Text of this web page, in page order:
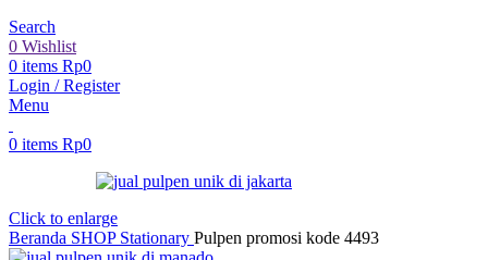
Search
0 Wishlist
0 items Rp0
Login / Register
Menu
0 items Rp0
Click to enlarge
Beranda SHOP Stationary Pulpen promosi kode 4493